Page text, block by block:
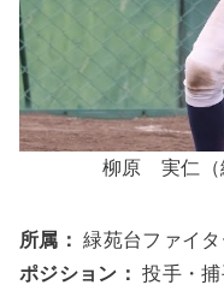
柳原 実仁（
所属： 緑苑台ファイタ
ポジション： 投手・捕